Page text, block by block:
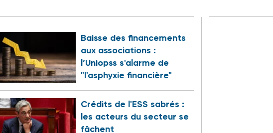
Baisse des financements
aux associations :
l’Uniopss s'alarme de
"l'asphyxie financière"
Crédits de l'ESS sabrés :
les acteurs du secteur se
fâchent